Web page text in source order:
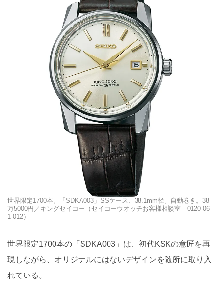
世界限定1700本。「SDKA003」SSケース、38.1mm径、自動巻き。38
万5000円／キングセイコー（セイコーウオッチお客様相談室 0120-06
1-012）
世界限定1700本の「SDKA003」は、初代KSKの意匠を再
現しながら、オリジナルにはないデザインを随所に取り入
れている。